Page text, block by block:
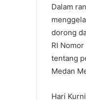
Dalam
dorong
RI
tentang
Medan
Hari